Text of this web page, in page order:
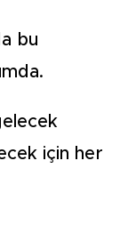
bu
için her